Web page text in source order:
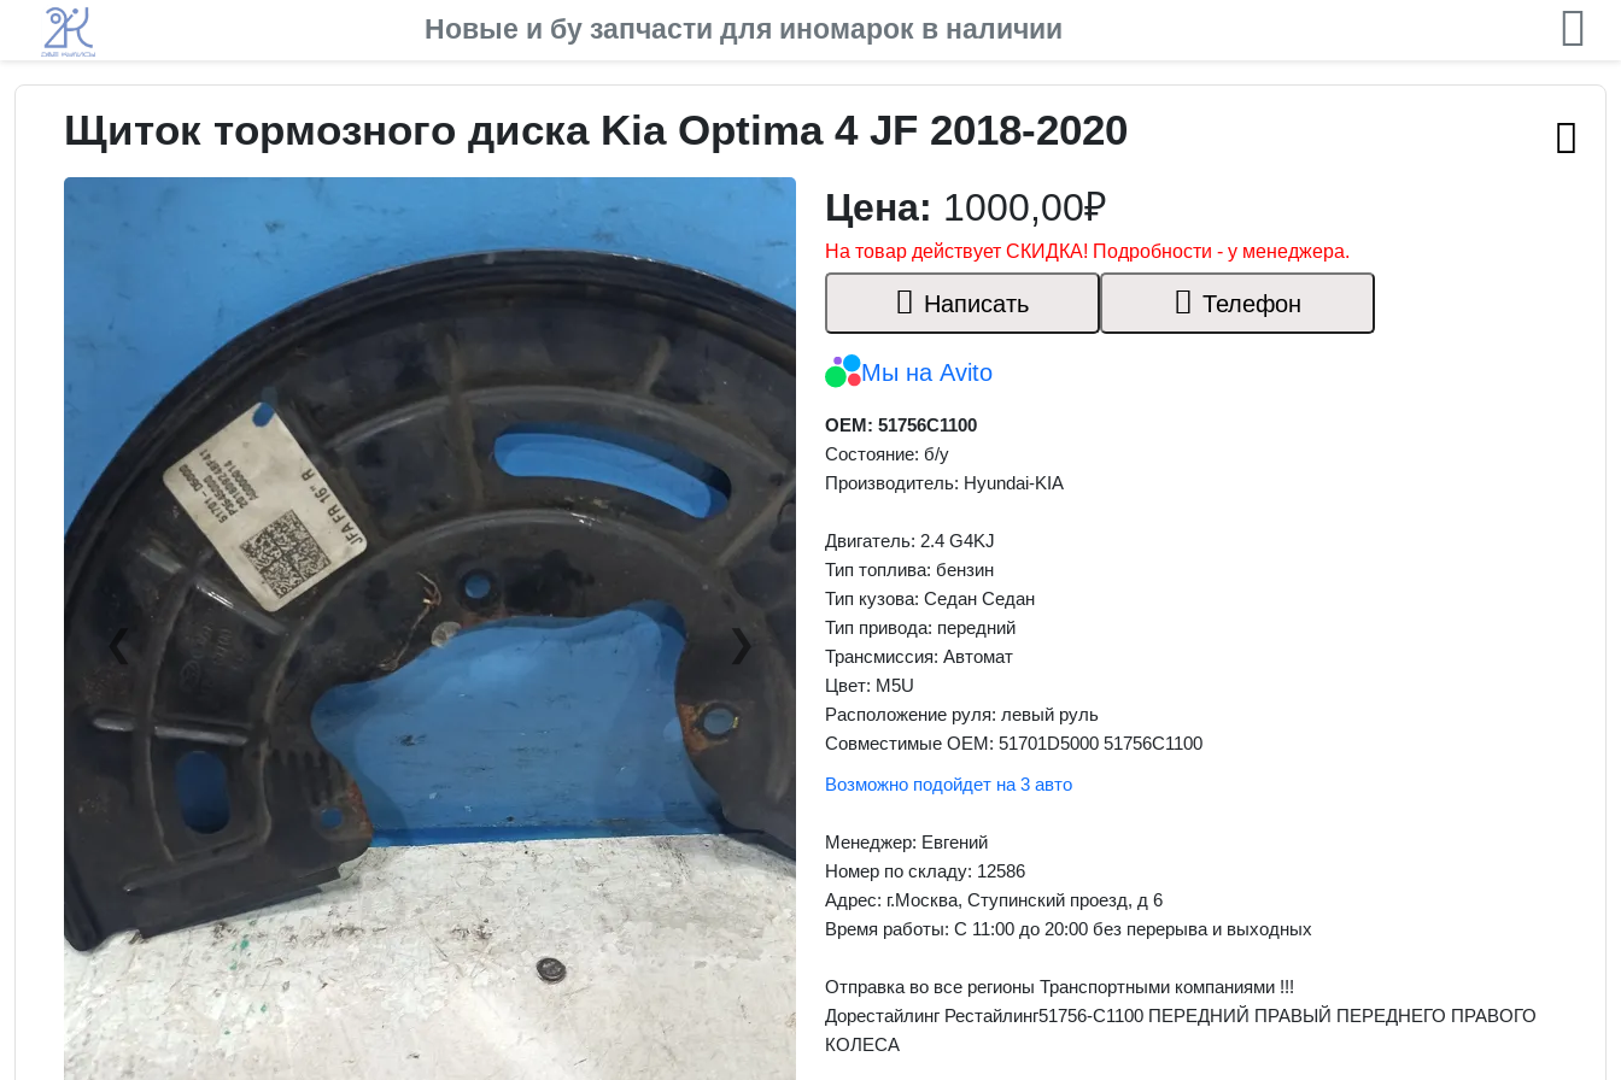
Новые и бу запчасти для иномарок в наличии
Щиток тормозного диска Kia Optima 4 JF 2018-2020
❮
Previous ❯
Next
Цена: 1000,00₽
На товар действует СКИДКА! Подробности - у менеджера.
Написать Телефон
Мы на Avito
OEM: 51756C1100
Состояние: б/у
Производитель: Hyundai-KIA
Двигатель: 2.4 G4KJ
Тип топлива: бензин
Тип кузова: Седан Седан
Тип привода: передний
Трансмиссия: Автомат
Цвет: M5U
Расположение руля: левый руль
Совместимые OEM: 51701D5000 51756C1100
Возможно подойдет на 3 авто
Менеджер: Евгений
Номер по складу: 12586
Адрес: г.Москва, Ступинский проезд, д 6
Время работы: С 11:00 до 20:00 без перерыва и выходных
Отправка во все регионы Транспортными компаниями !!!
Дорестайлинг Рестайлинг51756-C1100 ПЕРЕДНИЙ ПРАВЫЙ ПЕРЕДНЕГО ПРАВОГО
КОЛЕСА